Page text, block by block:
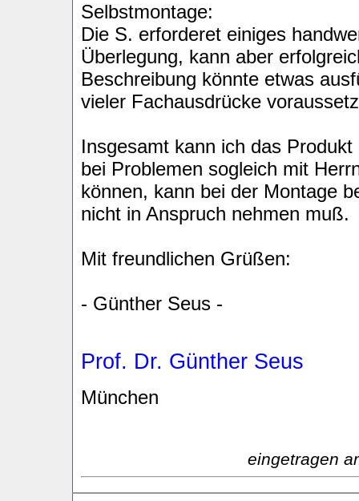
Selbstmontage:
Die S. erforderet einiges
Überlegung, kann aber
Beschreibung könnte etwas
vieler Fachausdrücke
Insgesamt kann ich das
bei Problemen sogleich mit
können, kann bei der Montage
nicht in Anspruch nehmen muß.
Mit freundlichen Grüßen:
- Günther Seus -
Prof. Dr. Günther Seus
München
eingetragen